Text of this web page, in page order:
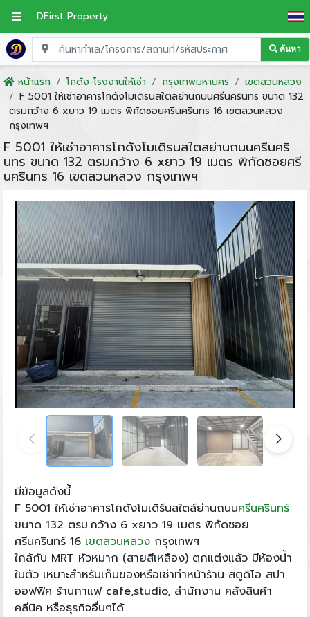
DFirst Property
ค้นหา
หน้าแรก โกดัง-โรงงานให้เช่า กรุงเทพมหานคร
เขตสวนหลวง
F 5001 ให้เช่าอาคารโกดังโมเดิรนสใตลย่านถนนศรีนครินทร ขนาด 132
ตรมกว้าง 6 xยาว 19 เมตร พิกัดซอยศรีนครินทร 16 เขตสวนหลวง
กรุงเทพฯ
F 5001 ให้เช่าอาคารโกดังโมเดิรนสใตลย่านถนนศรีนคริ
นทร ขนาด 132 ตรมกว้าง 6 xยาว 19 เมตร พิกัดซอยศรี
นครินทร 16 เขตสวนหลวง กรุงเทพฯ
มีข้อมูลดังนี้
F 5001 ให้เช่าอาคารโกดังโมเดิร์นสใตล์ย่านถนนศรีนครินทร์
ขนาด 132 ตรม.กว้าง 6 xยาว 19 เมตร พิกัดซอย
ศรีนครินทร์ 16 เขตสวนหลวงกรุงเทพฯ
ใกล้กับ MRT หัวหมาก (สายสีเหลือง) ตกแต่งแล้ว มีห้องน้ำ
ในตัว เหมาะสำหรับเก็บของหรือเช่าทำหน้าร้าน สตูดิโอ สปา
ออฟฟิศ ร้านกาแฟ cafe,studio, สำนักงาน คลังสินค้า
คลีนิค หรือธุรกิจอื่นๆได้